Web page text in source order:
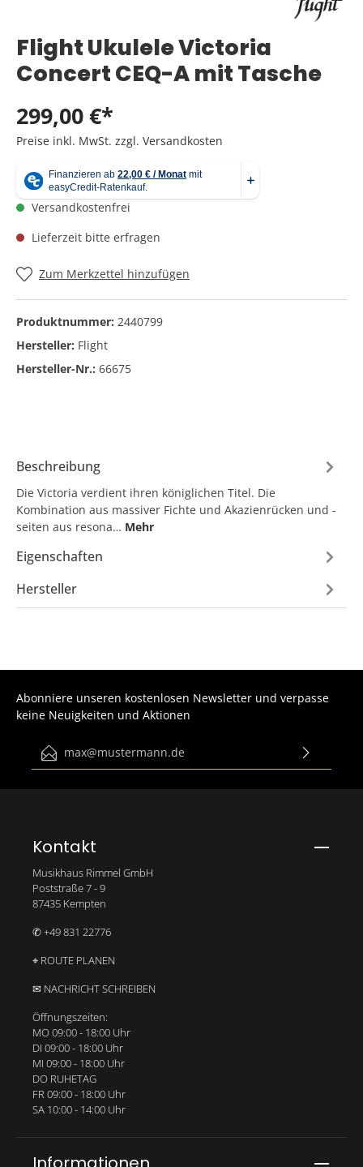
Flight Ukulele Victoria
Concert CEQ-A mit Tasche
299,00 €*
Preise inkl. MwSt. zzgl. Versandkosten
Versandkostenfrei
Lieferzeit bitte erfragen
Zum Merkzettel hinzufügen
Produktnummer: 2440799
Hersteller: Flight
Hersteller-Nr.: 66675
Beschreibung
Die Victoria verdient ihren königlichen Titel. Die
Kombination aus massiver Fichte und Akazienrücken und -
seiten aus resona… Mehr
Eigenschaften
Hersteller
Abonniere unseren kostenlosen Newsletter und verpasse
keine Neuigkeiten und Aktionen
E-Mail-Adresse*
Kontakt
Musikhaus Rimmel GmbH
Poststraße 7 - 9
87435 Kempten
✆ +49 831 22776
⌖ ROUTE PLANEN
✉ NACHRICHT SCHREIBEN
Öffnungszeiten:
MO 09:00 - 18:00 Uhr
DI 09:00 - 18:00 Uhr
MI 09:00 - 18:00 Uhr
DO RUHETAG
FR 09:00 - 18:00 Uhr
SA 10:00 - 14:00 Uhr